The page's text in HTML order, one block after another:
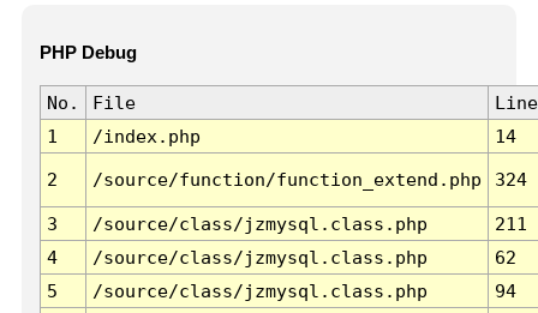
PHP Debug
No. File
Line
1
/index.php 14
2 /source/function/function_extend.php 324
3 /source/class/jzmysql.class.php
211
4
/source/class/jzmysql.class.php
62
5
/source/class/jzmysql.class.php
94